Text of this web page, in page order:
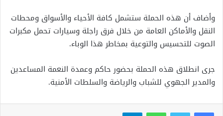
وأضاف أن هذه الحملة ستشمل كافة الأحياء والأسواق ومحطات
النقل والأماكن العامة من خلال فرق راجلة وسيارات تحمل مكبرات
الصوت للتحسيس والتوعية بمخاطر هذا الوباء.
جرى انطلاق هذه الحملة بحضور حاكم وعمدة النعمة المساعدين
والمدير الجهوي للشباب والرياضة والسلطات الأمنية.
واتساب تيلقرام